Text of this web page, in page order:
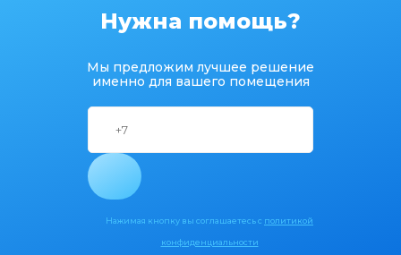
Нужна помощь?
Мы предложим лучшее решение
именно для вашего помещения
Нажимая кнопку вы соглашаетесь с политикой
конфиденциальности